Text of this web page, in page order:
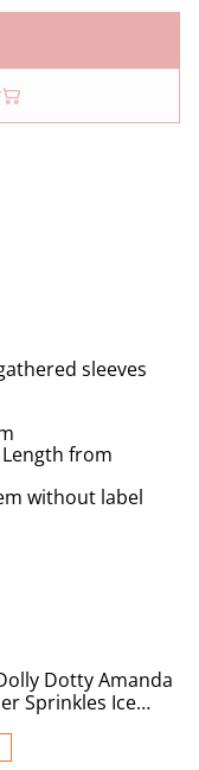
sleeves
from
without label
Dotty Amanda
Sprinkles Ice